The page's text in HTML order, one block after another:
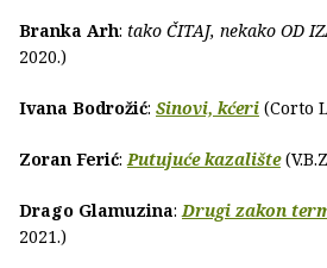
Branka Arh: tako ČITAJ, nekako OD
2020.)
Ivana Bodrožić: Sinovi, kćeri (Corto
Zoran Ferić:Putujuće kazalište
Drago Glamuzina:Drugi zakon
2021.)